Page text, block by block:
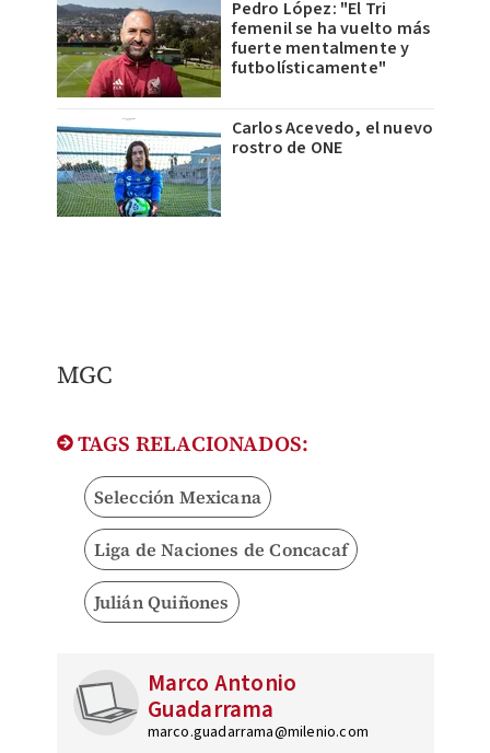
Pedro López: "El Tri
femenil se ha vuelto más
fuerte mentalmente y
futbolísticamente"
Carlos Acevedo, el nuevo
rostro de ONE
MGC
TAGS RELACIONADOS:
Selección Mexicana
Liga de Naciones de Concacaf
Julián Quiñones
Marco Antonio
Guadarrama
marco.guadarrama@milenio.com